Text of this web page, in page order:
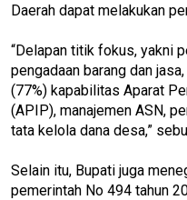
Daerah dapat melakukan
“Delapan titik fokus, yakni
pengadaan barang dan
(77%) kapabilitas Aparat
(APIP), manajemen ASN,
tata kelola dana desa,”
Selain itu, Bupati juga
pemerintah No 494 tahun